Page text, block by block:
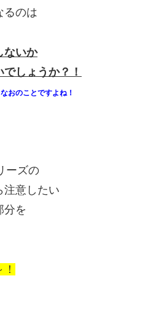
るのは
ないか
しょうか？！
おのことですよね！
ーズの
注意したい
分を